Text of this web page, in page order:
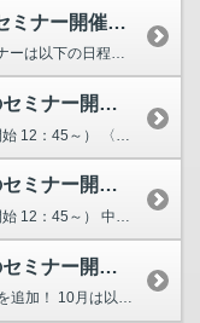
Cato SASE Cloudの2026年1月のセミナー開催日を教えてください。
本年もよろしくお願いいたします。1月のセミナーは以下の日程となります。 2026年1月16日（金） 13:00～14:00（受付開始 12：45～） 〈CATO Cloud入門セミナー〉...
Cato SASE Cloudの2025年12月のセミナー開催日を教えてください。
Cato SASE Cloudの2025年11月のセミナー開催日を教えてください。
2025年11月19日（水） 13:00～14:00（受付開始 12：45～） 中小企業も狙われる！ランサムウェア攻撃対策はCato Cloudにまかせよう！ 本セミナーでは身代...
Cato SASE Cloudの2025年10月のセミナー開催日を教えてください。
便利なCATOクラウドの管理画面デモセミナーを追加！ 10月は以下のセミナーをご用意しております。皆様のご参加お待ちしております。 〈CATO Cloud入門セミナー〉 ゼロトラス...